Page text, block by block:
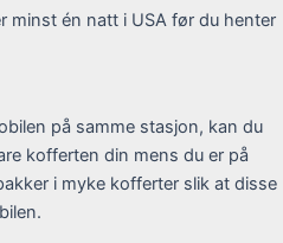
minst én natt i USA før du henter
på samme stasjon, kan du
kofferten din mens du er på
i myke kofferter slik at disse